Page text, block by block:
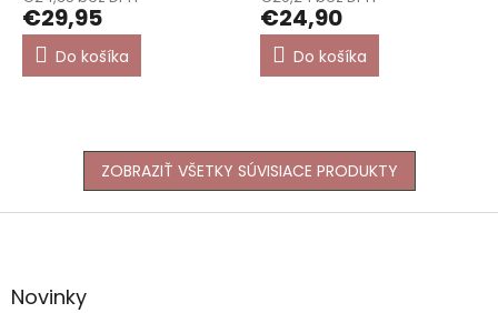
€29,95
Do košíka
€24,90
Do košíka
ZOBRAZIŤ VŠETKY SÚVISIACE PRODUKTY
Z
äNovinky